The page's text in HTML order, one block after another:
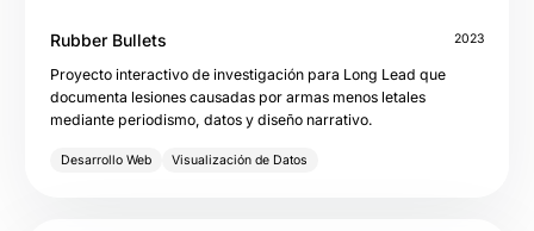
Rubber Bullets 2023
Proyecto interactivo de investigación para Long Lead que
documenta lesiones causadas por armas menos letales
mediante periodismo, datos y diseño narrativo.
Desarrollo Web Visualización de Datos